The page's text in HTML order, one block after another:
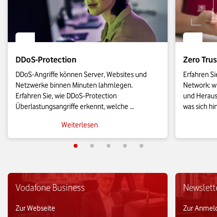
DDoS-Protection
DDoS-Angriffe können Server, Websites und
Netzwerke binnen Minuten lahmlegen.
Erfahren Sie, wie DDoS-Protection
Überlastungsangriffe erkennt, welche
bei der Anbieterwahl gemäß NIS2 und BSI
achten sollten.
Weiterlesen
Zero
Erfahren
Network:
und
was sich
einführen.
Vodafone Business
Zur Webseite Zur